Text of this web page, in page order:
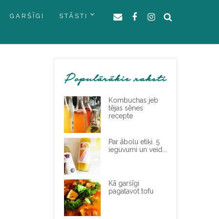
GARŠĪGI STĀSTI
Populārākie raksti
Kombuchas jeb
tējas sēnes
recepte
Par ābolu etiķi. 5
ieguvumi un veid...
Kā garšīgi
pagatavot tofu